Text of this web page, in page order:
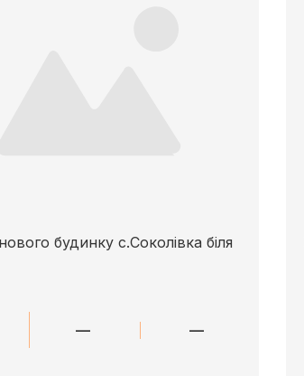
будинку с.Соколівка біля
— —